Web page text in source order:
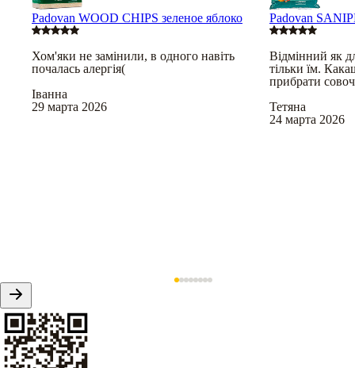
Padovan WOOD CHIPS зеленое яблоко
Хом'яки не замінили, в одного навіть
почалась алергія(
Іванна
29 марта 2026
Padovan
Відмінний як
тільки їм.
прибрати
Тетяна
24 марта 2026